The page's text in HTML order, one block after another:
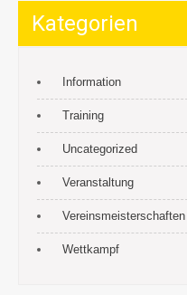
Kategorien
Information
Training
Uncategorized
Veranstaltung
Vereinsmeisterschaften
Wettkampf